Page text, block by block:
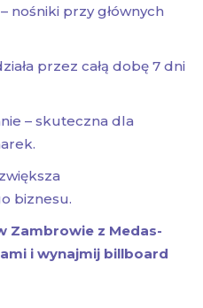
nośniki przy głównych
przez całą dobę 7 dni
– skuteczna dla
biznesu.
Zambrowie z Medas-
i wynajmij billboard